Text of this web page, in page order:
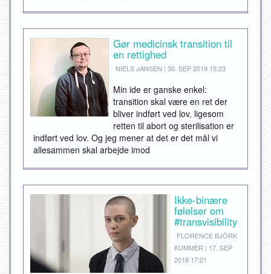
Gør medicinsk transition til
en rettighed
NIELS JANSEN | 30. SEP 2019 15:23
Min ide er ganske enkel:
transition skal være en ret der
bliver indført ved lov, ligesom
retten til abort og sterilisation er
indført ved lov. Og jeg mener at det er det mål vi
allesammen skal arbejde imod
Ikke-binære
følelser om
#transvisibility
FLORENCE BJÖRK
KUMMER | 17. SEP
2018 17:21